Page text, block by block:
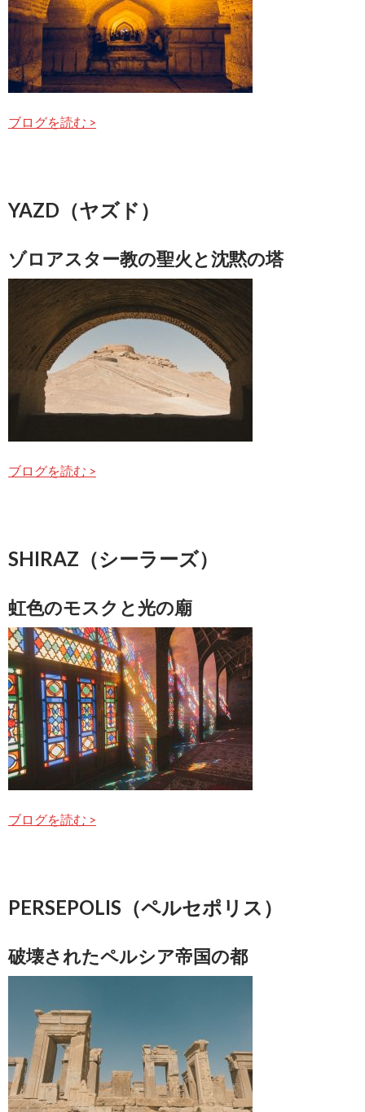
ブログを読む >
YAZD（ヤズド）
ゾロアスター教の聖火と沈黙の塔
ブログを読む >
SHIRAZ（シーラーズ）
虹色のモスクと光の廟
ブログを読む >
PERSEPOLIS（ペルセポリス）
破壊されたペルシア帝国の都